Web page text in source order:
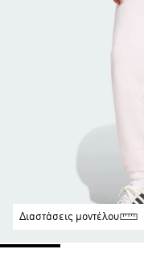
Διαστάσεις μοντέλου